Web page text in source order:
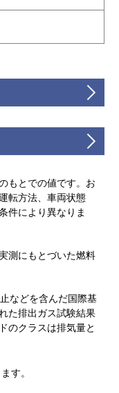
もとでの値です。お
転方法、車両状態
件により異なりま
測にもとづいた燃料
などを含んだ国際基
た排出ガス試験結果
のクラスは排気量と
す。